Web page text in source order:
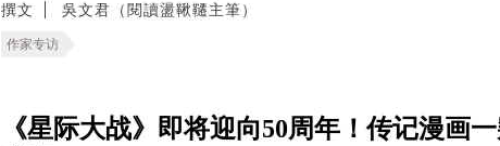
撰文 吳文君（閱讀盪鞦韆主筆）
作家专访
《星际大战》即将迎向50周年！传记漫画